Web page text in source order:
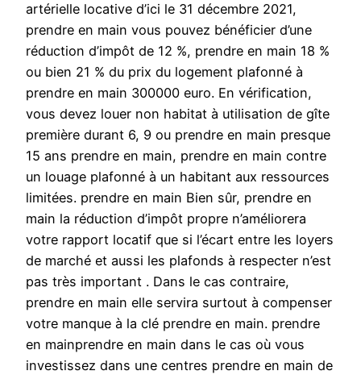
artérielle locative d’ici le 31 décembre 2021,
prendre en main vous pouvez bénéficier d’une
réduction d’impôt de 12 %, prendre en main 18 %
ou bien 21 % du prix du logement plafonné à
prendre en main 300000 euro. En vérification,
vous devez louer non habitat à utilisation de gîte
première durant 6, 9 ou prendre en main presque
15 ans prendre en main, prendre en main contre
un louage plafonné à un habitant aux ressources
limitées. prendre en main Bien sûr, prendre en
main la réduction d’impôt propre n’améliorera
votre rapport locatif que si l’écart entre les loyers
de marché et aussi les plafonds à respecter n’est
pas très important . Dans le cas contraire,
prendre en main elle servira surtout à compenser
votre manque à la clé prendre en main. prendre
en mainprendre en main dans le cas où vous
investissez dans une centres prendre en main de